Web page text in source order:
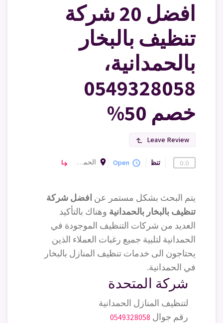
افضل 20 شركة
تنظيف بالبخار
بالحمدانية،
0549328058
خصم 50%
Leave Review
subdirectory_arrow_left
0.0 تنظيف query_builder
Open
room الحمدانية subdirectory_arrow_right
يتم البحث بشكل مستمر عن افضل شركة
تنظيف بالبخار بالحمدانية وهناك بالتأكيد
العديد من شركات التنظيف الموجودة في
الحمدانية لتلبية جميع رغبات العملاء الذين
يحتاجون الى خدمات تنظيف المنازل بالبخار
في الحمدانية.
شركة المتحدة
لتنظيف المنازل الحمدانية
رقم جوال 0549328058